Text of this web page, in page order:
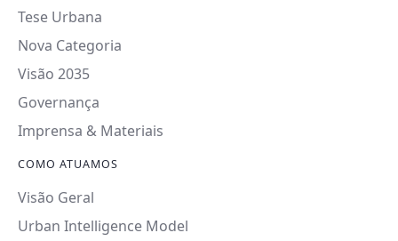
Tese Urbana
Nova Categoria
Visão 2035
Governança
Imprensa & Materiais
COMO ATUAMOS
Visão Geral
Urban Intelligence Model